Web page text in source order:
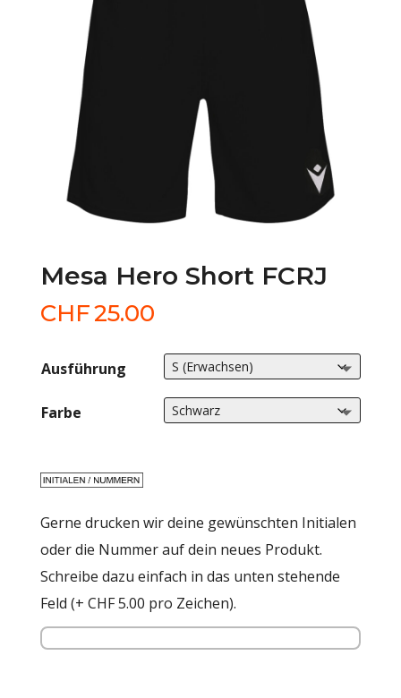
Mesa Hero Short FCRJ
CHF25.00
Ausführung
Farbe
Gerne drucken wir deine gewünschten Initialen
oder die Nummer auf dein neues Produkt.
Schreibe dazu einfach in das unten stehende
Feld (+ CHF 5.00 pro Zeichen).